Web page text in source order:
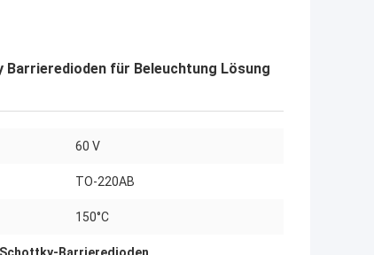
Barrieredioden für Beleuchtung Lösung
60 V
TO-220AB
150°C